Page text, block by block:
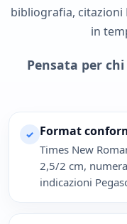
bibliografia,
in
Pensata per
✓ Format
Times New
2,5/2 cm,
indicazioni